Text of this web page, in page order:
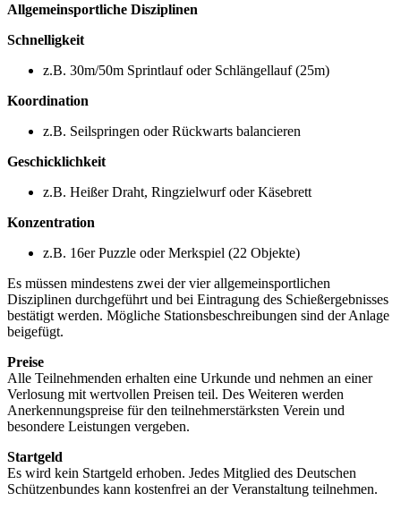
Allgemeinsportliche Disziplinen
Schnelligkeit
z.B. 30m/50m Sprintlauf oder Schlängellauf (25m)
Koordination
z.B. Seilspringen oder Rückwarts balancieren
Geschicklichkeit
z.B. Heißer Draht, Ringzielwurf oder Käsebrett
Konzentration
z.B. 16er Puzzle oder Merkspiel (22 Objekte)
Es müssen mindestens zwei der vier allgemeinsportlichen
Disziplinen durchgeführt und bei Eintragung des Schießergebnisses
bestätigt werden. Mögliche Stationsbeschreibungen sind der Anlage
beigefügt.
Preise
Alle Teilnehmenden erhalten eine Urkunde und nehmen an einer
Verlosung mit wertvollen Preisen teil. Des Weiteren werden
Anerkennungspreise für den teilnehmerstärksten Verein und
besondere Leistungen vergeben.
Startgeld
Es wird kein Startgeld erhoben. Jedes Mitglied des Deutschen
Schützenbundes kann kostenfrei an der Veranstaltung teilnehmen.